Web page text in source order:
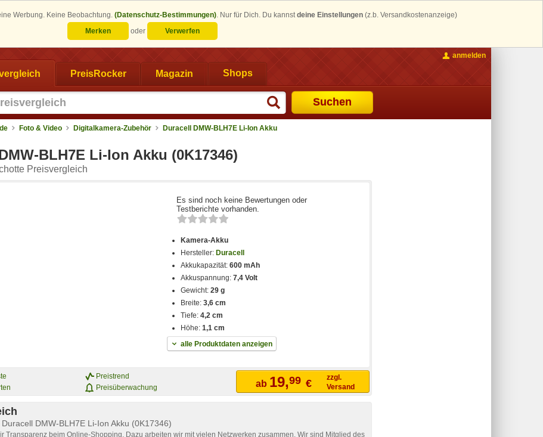
Werbung. Keine Beobachtung. (Datenschutz-Bestimmungen). Nur für Dich. Du kannstdeine Einstellungen (z.b. Versandkostenanzeige)
Merken
oder Verwerfen
PreisRocker Magazin Shops
Suchen
anmelden
Foto & Video Digitalkamera-Zubehör
Duracell DMW-BLH7E Li-Ion Akku
BLH7E Li-Ion Akku (0K17346)
Preisvergleich
Es sind noch keine Bewertungen oder
Testberichte vorhanden.
Kamera-Akku
Hersteller: Duracell
Akkukapazität:600 mAh
Akkuspannung:7,4 Volt
Gewicht:29 g
Breite:3,6 cm
Tiefe:4,2 cm
Höhe:1,1 cm
alle Produktdaten anzeigen
Preistrend
Preisüberwachung
ab 19,99 €
zzgl.
Versand
DMW-BLH7E Li-Ion Akku (0K17346)
Transparenz beim Online-Shopping. Dazu arbeiten wir mit vielen Netzwerken zusammen. Wir sind Mitglied des